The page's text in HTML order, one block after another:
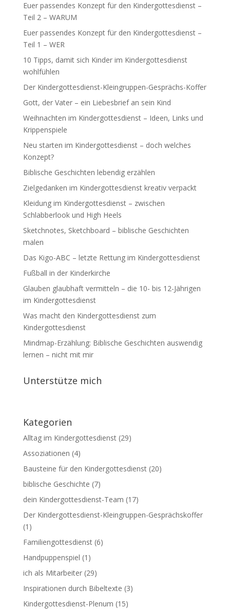
Euer passendes Konzept für den Kindergottesdienst –
Teil 2 – WARUM
Euer passendes Konzept für den Kindergottesdienst –
Teil 1 – WER
10 Tipps, damit sich Kinder im Kindergottesdienst
wohlfühlen
Der Kindergottesdienst-Kleingruppen-Gesprächs-Koffer
Gott, der Vater – ein Liebesbrief an sein Kind
Weihnachten im Kindergottesdienst – Ideen, Links und
Krippenspiele
Neu starten im Kindergottesdienst – doch welches
Konzept?
Biblische Geschichten lebendig erzählen
Zielgedanken im Kindergottesdienst kreativ verpackt
Kleidung im Kindergottesdienst – zwischen
Schlabberlook und High Heels
Sketchnotes, Sketchboard – biblische Geschichten
malen
Das Kigo-ABC – letzte Rettung im Kindergottesdienst
Fußball in der Kinderkirche
Glauben glaubhaft vermitteln – die 10- bis 12-Jährigen
im Kindergottesdienst
Was macht den Kindergottesdienst zum
Kindergottesdienst
Mindmap-Erzählung: Biblische Geschichten auswendig
lernen – nicht mit mir
Unterstütze mich
Kategorien
Alltag im Kindergottesdienst(29)
Assoziationen (4)
Bausteine für den Kindergottesdienst(20)
biblische Geschichte (7)
dein Kindergottesdienst-Team (17)
Der Kindergottesdienst-Kleingruppen-Gesprächskoffer
(1)
Familiengottesdienst(6)
Handpuppenspiel (1)
ich als Mitarbeiter(29)
Inspirationen durch Bibeltexte (3)
Kindergottesdienst-Plenum (15)